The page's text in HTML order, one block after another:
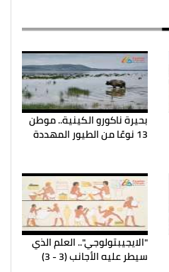
بحيرة ناكورو الكينية.. موطن
13 نوعًا من الطيور المهددة
"الايجيبتولوجي".. العلم الذي
سيطر عليه الأجانب (3 - 3)